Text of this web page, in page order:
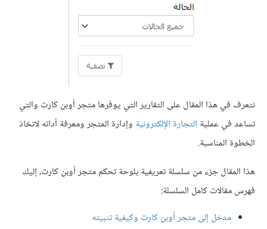
نتعرف في هذا المقال على التقارير التي يوفرها متجر أوبن كارت والتي
تساعد في عملية التجارة الإلكترونية وإدارة المتجر ومعرفة أدائه لاتخاذ
الخطوة المناسبة.
هذا المقال جزء من سلسلة تعريفية بلوحة تحكم متجر أوبن كارت، إليك
فهرس مقالات كامل السلسلة:
مدخل إلى متجر أوبن كارت وكيفية تثبيته